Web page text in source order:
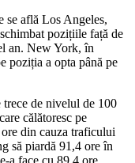
se află Los Angeles,
pozițiile față de
an. New York, în
poziția a opta până pe
de nivelul de 100
călătoresc pe
din cauza traficului
să piardă 91,4 ore în
a face cu 89,4 ore